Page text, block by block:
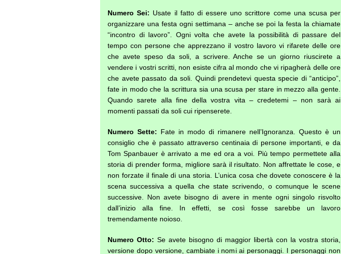
Numero Sei: Usate il fatto di essere uno scrittore come una scusa per
organizzare una festa ogni settimana – anche se poi la festa la chiamate
“incontro di lavoro”. Ogni volta che avete la possibilità di passare del
tempo con persone che apprezzano il vostro lavoro vi rifarete delle ore
che avete speso da soli, a scrivere. Anche se un giorno riuscirete a
vendere i vostri scritti, non esiste cifra al mondo che vi ripagherà delle ore
che avete passato da soli. Quindi prendetevi questa specie di “anticipo”,
fate in modo che la scrittura sia una scusa per stare in mezzo alla gente.
Quando sarete alla fine della vostra vita – credetemi – non sarà ai
momenti passati da soli cui ripenserete.
Numero Sette: Fate in modo di rimanere nell’Ignoranza. Questo è un
consiglio che è passato attraverso centinaia di persone importanti, e da
Tom Spanbauer è arrivato a me ed ora a voi. Più tempo permettete alla
storia di prender forma, migliore sarà il risultato. Non affrettate le cose, e
non forzate il finale di una storia. L’unica cosa che dovete conoscere è la
scena successiva a quella che state scrivendo, o comunque le scene
successive. Non avete bisogno di avere in mente ogni singolo risvolto
dall’inizio alla fine. In effetti, se così fosse sarebbe un lavoro
tremendamente noioso.
Numero Otto: Se avete bisogno di maggior libertà con la vostra storia,
versione dopo versione, cambiate i nomi ai personaggi. I personaggi non